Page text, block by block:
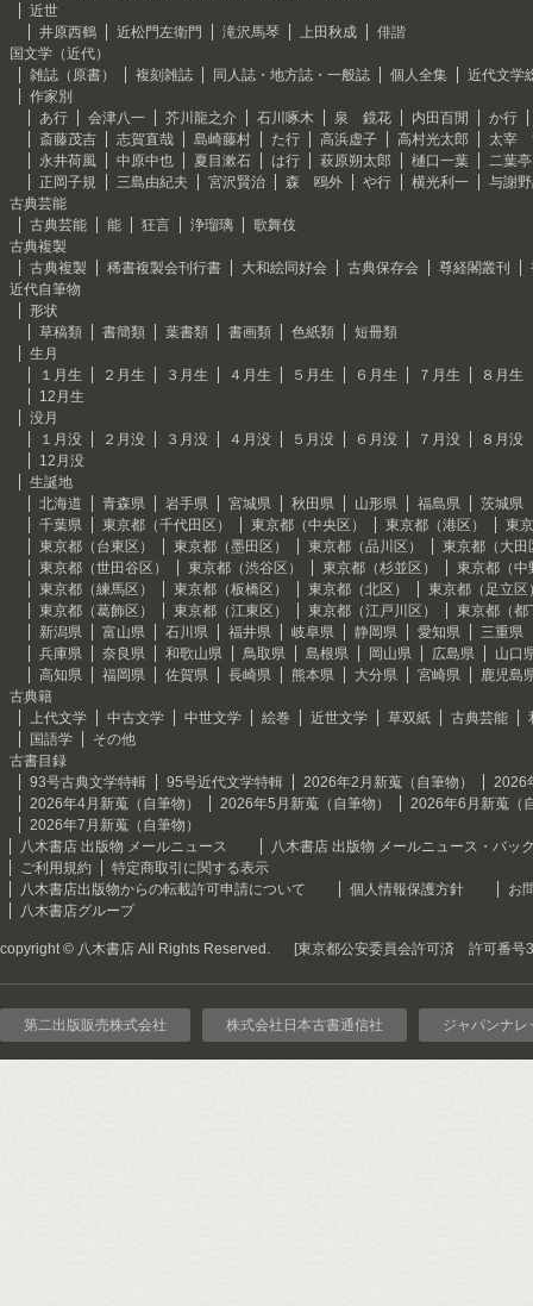
近世
井原西鶴
近松門左衛門 滝沢馬琴 上田秋成
俳諧
国文学（近代）
雑誌（原書）
複刻雑誌 同人誌・地方誌・一般誌 個人全集
近代文学
作家別
あ行
会津八一 芥川龍之介 石川啄木 泉 鏡花 内田百閒
か行
斎藤茂吉
志賀直哉 島崎藤村 た行 高浜虚子 高村光太郎
太宰
永井荷風
中原中也 夏目漱石 は行 萩原朔太郎 樋口一葉
二葉
正岡子規
三島由紀夫 宮沢賢治 森 鴎外 や行 横光利一
与謝
古典芸能
古典芸能
能 狂言 浄瑠璃
歌舞伎
古典複製
古典複製
稀書複製会刊行書 大和絵同好会 古典保存会 尊経閣叢刊
近代自筆物
形状
草稿類
書簡類 葉書類 書画類 色紙類
短冊類
生月
１月生
２月生 ３月生 ４月生 ５月生 ６月生 ７月生
８月生
12月生
没月
１月没
２月没 ３月没 ４月没 ５月没 ６月没 ７月没
８月没
12月没
生誕地
北海道
青森県 岩手県 宮城県 秋田県 山形県 福島県
茨城県
千葉県
東京都（千代田区） 東京都（中央区） 東京都（港区）
東
東京都（台東区）
東京都（墨田区） 東京都（品川区）
東京都（大田
東京都（世田谷区）
東京都（渋谷区） 東京都（杉並区）
東京都（中
東京都（練馬区）
東京都（板橋区） 東京都（北区）
東京都（足立区
東京都（葛飾区）
東京都（江東区） 東京都（江戸川区）
東京都（都
新潟県
富山県 石川県 福井県 岐阜県 静岡県 愛知県
三重県
兵庫県
奈良県 和歌山県 鳥取県 島根県 岡山県 広島県
山口
高知県
福岡県 佐賀県 長崎県 熊本県 大分県 宮崎県
鹿児島
古典籍
上代文学
中古文学 中世文学 絵巻 近世文学 草双紙 古典芸能
国語学
その他
古書目録
93号古典文学特輯
95号近代文学特輯 2026年2月新蒐（自筆物）
2026
2026年4月新蒐（自筆物）
2026年5月新蒐（自筆物）
2026年6月新蒐（
2026年7月新蒐（自筆物）
八木書店 出版物 メールニュース
八木書店 出版物 メールニュース・バッ
ご利用規約
特定商取引に関する表示
八木書店出版物からの転載許可申請について
個人情報保護方針
お
八木書店グループ
copyright © 八木書店 All Rights Reserved. [東京都公安委員会許可済 許可番号
第二出版販売株式会社 株式会社日本古書通信社 ジャパンナレ